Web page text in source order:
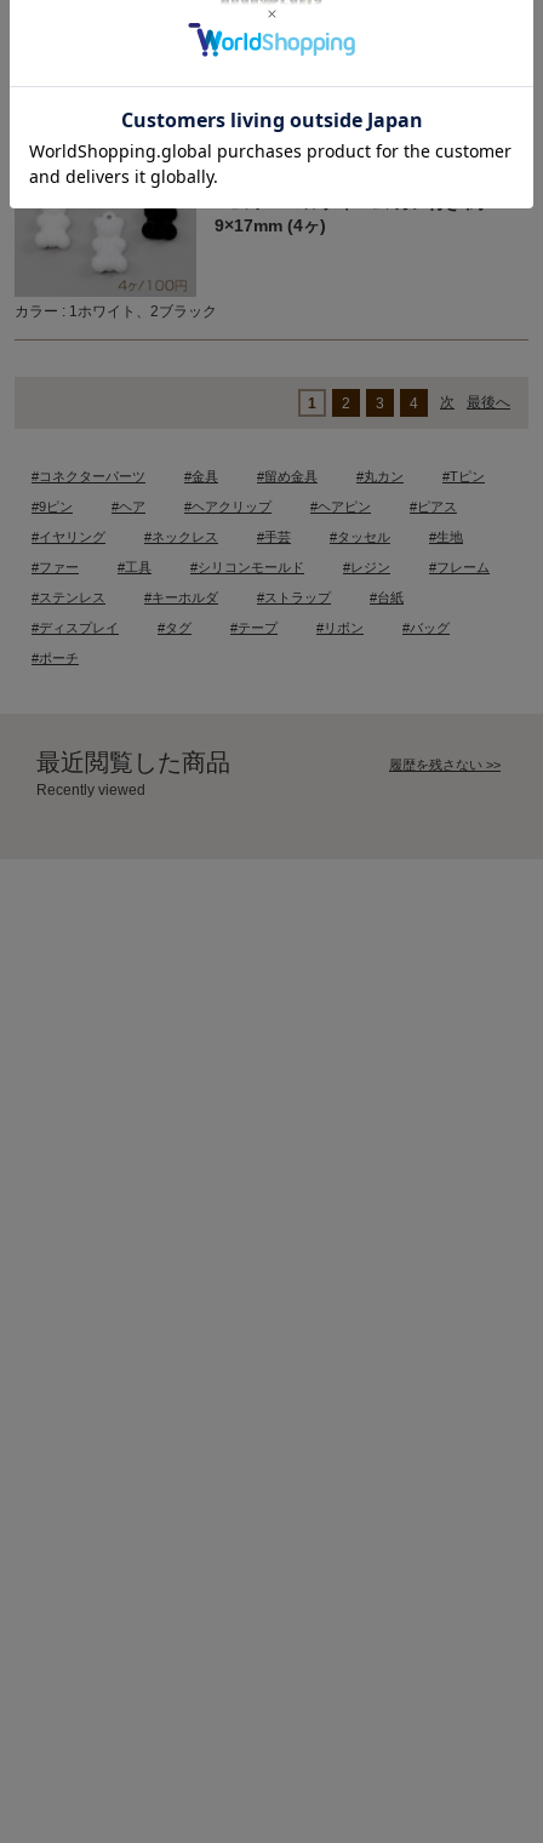
M1776
110円（税込）
フロッキーチャーム 熊 くま クマ型チャ
9×17mm (4ヶ)
カラー : 1ホワイト、2ブラック
1 2 3 4 次 最後へ
#コネクターパーツ #金具 #留め金具 #丸カン #Tピン
#9ピン #ヘア #ヘアクリップ #ヘアピン #ピアス
#イヤリング #ネックレス #手芸 #タッセル #生地
#ファー #工具 #シリコンモールド #レジン #フレーム
#ステンレス #キーホルダ #ストラップ #台紙
#ディスプレイ #タグ #テープ #リボン #バッグ
#ポーチ
最近閲覧した商品
Recently viewed
履歴を残さない >>